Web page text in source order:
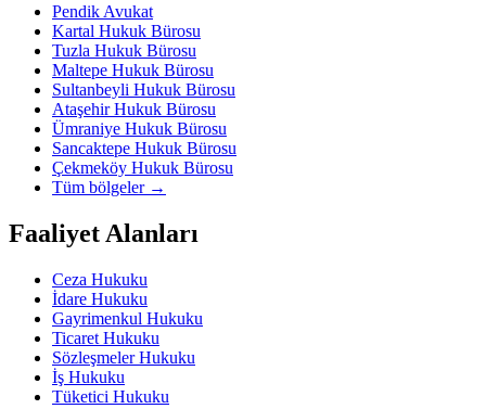
Pendik Avukat
Kartal Hukuk Bürosu
Tuzla Hukuk Bürosu
Maltepe Hukuk Bürosu
Sultanbeyli Hukuk Bürosu
Ataşehir Hukuk Bürosu
Ümraniye Hukuk Bürosu
Sancaktepe Hukuk Bürosu
Çekmeköy Hukuk Bürosu
Tüm bölgeler →
Faaliyet Alanları
Ceza Hukuku
İdare Hukuku
Gayrimenkul Hukuku
Ticaret Hukuku
Sözleşmeler Hukuku
İş Hukuku
Tüketici Hukuku